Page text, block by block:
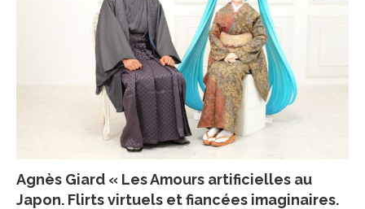
Agnès Giard « Les Amours artificielles au
Japon. Flirts virtuels et fiancées imaginaires.